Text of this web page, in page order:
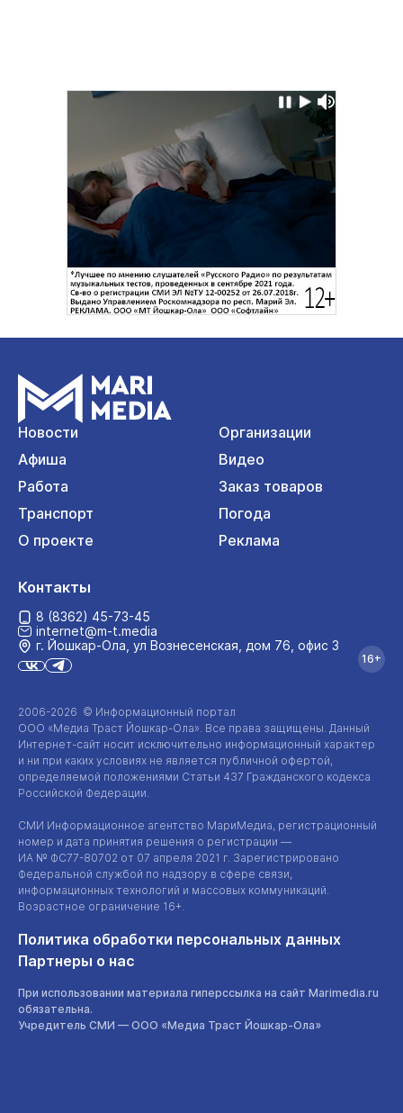
Новости
Организации
Афиша
Видео
Работа
Заказ товаров
Транспорт
Погода
О проекте
Реклама
2006-2026 © Информационный портал
ООО «Медиа Траст Йошкар-Ола». Все права защищены. Данный
Интернет-сайт носит исключительно информационный характер
и ни при каких условиях не является публичной офертой,
определяемой положениями Статьи 437 Гражданского кодекса
Российской Федерации.
СМИ Информационное агентство МариМедиа, регистрационный
номер и дата принятия решения о регистрации —
ИА № ФС77-80702 от 07 апреля 2021 г. Зарегистрировано
Федеральной службой по надзору в сфере связи,
информационных технологий и массовых коммуникаций.
Возрастное ограничение 16+.
Политика обработки персональных данных
Партнеры о нас
При использовании материала гиперссылка на сайт Marimedia.ru
обязательна.
Учредитель СМИ — ООО «Медиа Траст Йошкар-Ола»
Контакты
8 (8362) 45-73-45
internet@m-t.media
г. Йошкар‑Ола, ул Вознесенская, дом 76, офис 3
16+